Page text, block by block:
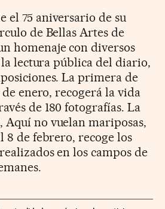
el 75 aniversario de su
de Bellas Artes de
homenaje con diversos
lectura pública del diario,
La primera de
enero, recogerá la vida
de 180 fotografías. La
Aquí no vuelan mariposas,
8 de febrero, recoge los
en los campos de